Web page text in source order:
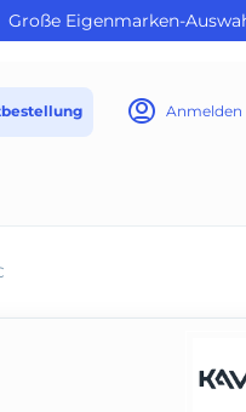
Große Eigenmarken-
Anmelden